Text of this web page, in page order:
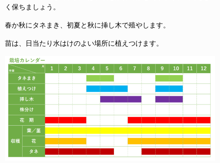
く保ちましょう。
春か秋にタネまき、初夏と秋に挿し木で殖やします。
苗は、日当たり水はけのよい場所に植えつけます。